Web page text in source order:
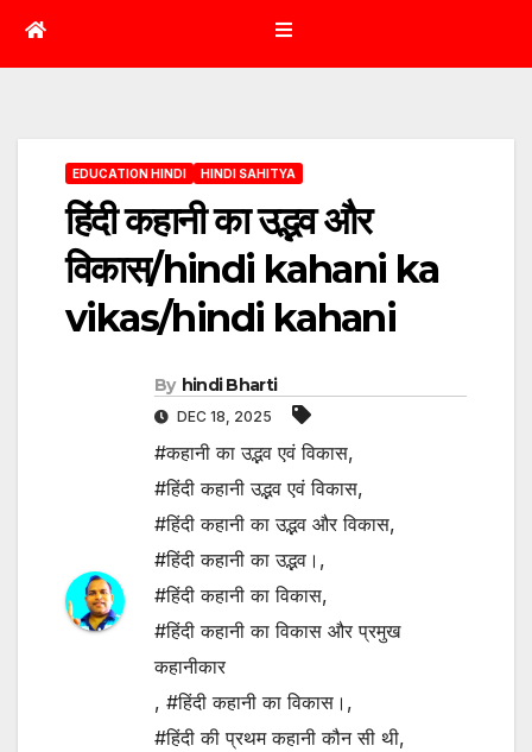
EDUCATION HINDI HINDI SAHITYA
हिंदी कहानी का उद्भव और
विकास/hindi kahani ka
vikas/hindi kahani
By hindi Bharti
DEC 18, 2025
#कहानी का उद्भव एवं विकास,
#हिंदी कहानी उद्भव एवं विकास,
#हिंदी कहानी का उद्भव और विकास,
#हिंदी कहानी का उद्भव। ,
#हिंदी कहानी का विकास,
#हिंदी कहानी का विकास और प्रमुख
कहानीकार
, #हिंदी कहानी का विकास। ,
#हिंदी की प्रथम कहानी कौन सी थी,